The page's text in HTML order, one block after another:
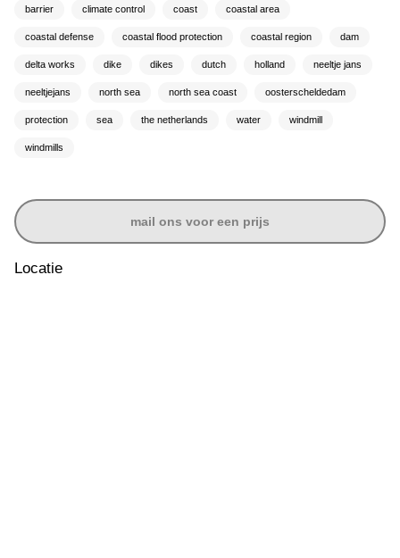
barrier climate control coast coastal area
coastal defense coastal flood protection coastal region dam
delta works dike dikes dutch holland neeltje jans
neeltjejans north sea north sea coast oosterscheldedam
protection sea the netherlands water windmill
windmills
mail ons voor een prijs
Locatie